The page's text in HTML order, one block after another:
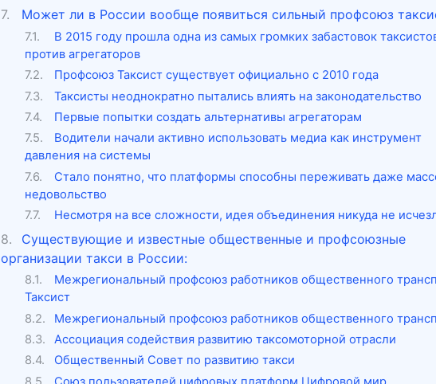
Может ли в России вообще появиться сильный профсоюз
В 2015 году прошла одна из самых громких забастовок
против агрегаторов
Профсоюз Таксист существует официально с 2010 года
Таксисты неоднократно пытались влиять на законодательство
Первые попытки создать альтернативы агрегаторам
Водители начали активно использовать медиа как инструмент
давления на системы
Стало понятно, что платформы способны переживать даже
недовольство
Несмотря на все сложности, идея объединения никуда не
Существующие и известные общественные и профсоюзные
организации такси в России:
Межрегиональный профсоюз работников общественного
Таксист
Межрегиональный профсоюз работников общественного
Ассоциация содействия развитию таксомоторной отрасли
Общественный Совет по развитию такси